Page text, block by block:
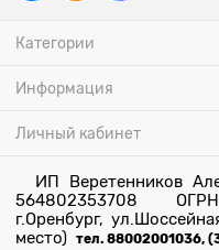
Категории
Информация
Личный кабинет
ИП Веретенников
564802353708
г.Оренбург,
место) тел. 88002001036,